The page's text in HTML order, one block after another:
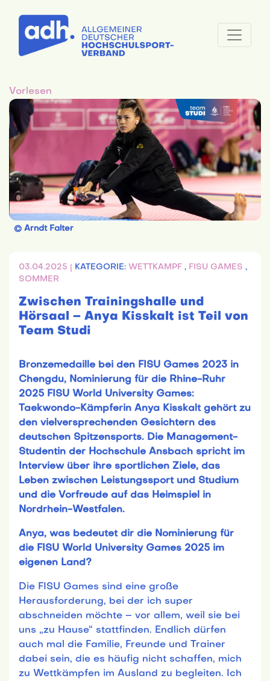
Vorlesen
© Arndt Falter
03.04.2025 | KATEGORIE: WETTKAMPF , FISU GAMES ,
SOMMER
Zwischen Trainingshalle und
Hörsaal – Anya Kisskalt ist Teil von
Team Studi
Bronzemedaille bei den FISU Games 2023 in
Chengdu, Nominierung für die Rhine-Ruhr
2025 FISU World University Games:
Taekwondo-Kämpferin Anya Kisskalt gehört zu
den vielversprechenden Gesichtern des
deutschen Spitzensports. Die Management-
Studentin der Hochschule Ansbach spricht im
Interview über ihre sportlichen Ziele, das
Leben zwischen Leistungssport und Studium
und die Vorfreude auf das Heimspiel in
Nordrhein-Westfalen.
Anya, was bedeutet dir die Nominierung für
die FISU World University Games 2025 im
eigenen Land?
Die FISU Games sind eine große
Herausforderung, bei der ich super
abschneiden möchte – vor allem, weil sie bei
uns „zu Hause“ stattfinden. Endlich dürfen
auch mal die Familie, Freunde und Trainer
dabei sein, die es häufig nicht schaffen, mich
zu Wettkämpfen im Ausland zu begleiten. Ich